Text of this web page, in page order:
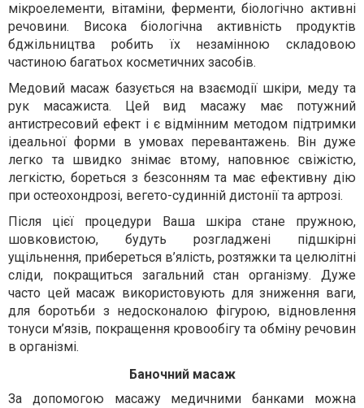
мікроелементи, вітаміни, ферменти, біологічно активні
речовини. Висока біологічна активність продуктів
бджільництва робить їх незамінною складовою
частиною багатьох косметичних засобів.
Медовий масаж базується на взаємодії шкіри, меду та
рук масажиста. Цей вид масажу має потужний
антистресовий ефект і є відмінним методом підтримки
ідеальної форми в умовах перевантажень. Він дуже
легко та швидко знімає втому, наповнює свіжістю,
легкістю, бореться з безсонням та має ефективну дію
при остеохондрозі, вегето-судинній дистонії та артрозі.
Після цієї процедури Ваша шкіра стане пружною,
шовковистою, будуть розгладжені підшкірні
ущільнення, прибереться в’ялість, розтяжки та целюлітні
сліди, покращиться загальний стан організму. Дуже
часто цей масаж використовують для зниження ваги,
для боротьби з недосконалою фігурою, відновлення
тонуси м’язів, покращення кровообігу та обміну речовин
в організмі.
Баночний масаж
За допомогою масажу медичними банками можна